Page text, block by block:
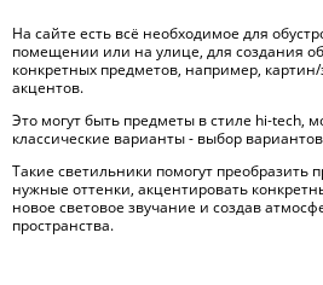
На сайте есть всё необходимое для
помещении или на улице, для создания
конкретных предметов, например,
акцентов.
Это могут быть предметы в стиле hi-tech,
классические варианты - выбор
Такие светильники помогут преобразить
нужные оттенки, акцентировать
новое световое звучание и создав
пространства.